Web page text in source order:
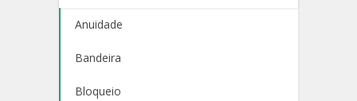
Anuidade
Bandeira
Bloqueio